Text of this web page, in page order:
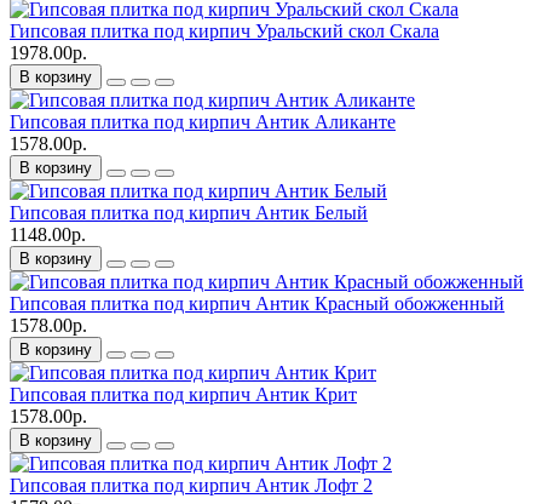
Гипсовая плитка под кирпич Уральский скол Скала
1978.00р.
В корзину
Гипсовая плитка под кирпич Антик Аликанте
1578.00р.
В корзину
Гипсовая плитка под кирпич Антик Белый
1148.00р.
В корзину
Гипсовая плитка под кирпич Антик Красный обожженный
1578.00р.
В корзину
Гипсовая плитка под кирпич Антик Крит
1578.00р.
В корзину
Гипсовая плитка под кирпич Антик Лофт 2